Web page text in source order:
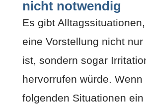
nicht notwendig
Es gibt
eine Vorstellung nicht
ist, sondern sogar
hervorrufen würde. Wenn
folgenden Situationen ein